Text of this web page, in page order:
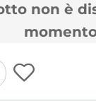
non è
quantity
minus